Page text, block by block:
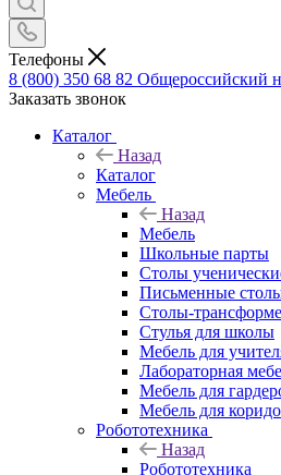
Телефоны
8 (800) 350 68 82 Общероссийский
Заказать звонок
Каталог
Назад
Каталог
Мебель
Назад
Мебель
Школьные парты
Столы
Письменные
Столы-
Стулья для школы
Мебель для
Лабораторная
Мебель для
Мебель для
Робототехника
Назад
Робототехника